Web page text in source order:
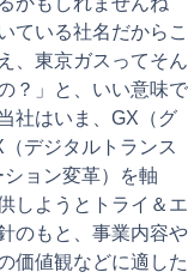
ている社名だからこ
、東京ガスってそん
？」と、いい意味で
社はいま、GX（グ
デジタルトランス
ョン変革）を軸
しようとトライ＆エ
のもと、事業内容や
価値観などに適した